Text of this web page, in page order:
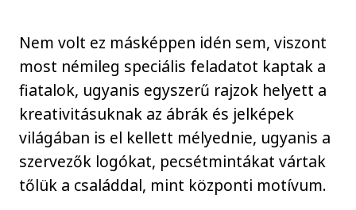
Nem volt ez másképpen idén sem, viszont
most némileg speciális feladatot kaptak a
fiatalok, ugyanis egyszerű rajzok helyett a
kreativitásuknak az ábrák és jelképek
világában is el kellett mélyednie, ugyanis a
szervezők logókat, pecsétmintákat vártak
tőlük a családdal, mint központi motívum.